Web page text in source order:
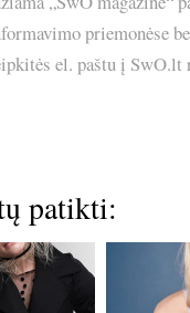
priemonėse
el. paštu į
patikti: